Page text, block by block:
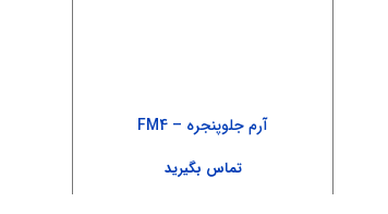
آرم جلوپنجره – FM4
تماس بگیرید